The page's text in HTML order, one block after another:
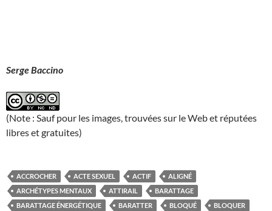
Serge Baccino
(Note : Sauf pour les images, trouvées sur le Web et réputées
libres et gratuites)
ACCROCHER ACTE SEXUEL ACTIF
ALIGNÉ
ARCHÉTYPES MENTAUX
ATTIRAIL
BARATTAGE
BARATTAGE ÉNERGÉTIQUE
BARATTER BLOQUÉ
BLOQUER